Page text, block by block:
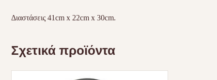
Διαστάσεις 41cm x 22cm x 30cm.
Σχετικά προϊόντα